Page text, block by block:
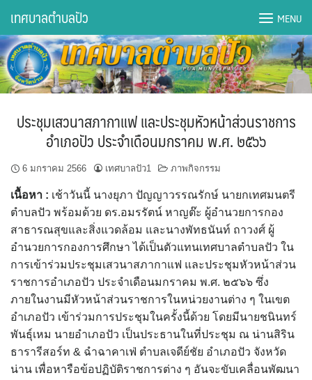
content
DWQA Ask Question
DWQA Questions
กองการศึกษา
กองคลัง
กองช่าง
กองยุทธศาสตร์และงบประมาณ
กองสาธารณสุขฯ
การเปิดเผยข้อมูลข่าวสารปี 2566 integrity transparency
assessment ITA2023
ข้อกำหนดการใช้งาน
เทศบาลตำบลปัว MENU
ประชุมเสวนาสภากาแฟ และประชุมหัวหน้าส่วนราชการ
อำเภอปัว ประจำเดือนมกราคม พ.ศ. ๒๕๖๖
6 มกราคม 2566 เทศบาลปัว1 ภาพกิจกรรม
เนื้อหา : เช้าวันนี้ นางยุภา ปัญญาวรรณรักษ์ นายกเทศมนตรี
ตำบลปัว พร้อมด้วย ดร.อมรรัตน์ หาญต๊ะ ผู้อำนวยการกอง
สาธารณสุขและสิ่งแวดล้อม และนางพัทธนันท์ ถาวงศ์ ผู้
อำนวยการกองการศึกษา ได้เป็นตัวแทนเทศบาลตำบลปัว ใน
การเข้าร่วมประชุมเสวนาสภากาแฟ และประชุมหัวหน้าส่วน
ราชการอำเภอปัว ประจำเดือนมกราคม พ.ศ. ๒๕๖๖ ซึ่ง
ภายในงานมีหัวหน้าส่วนราชการในหน่วยงานต่าง ๆ ในเขต
อำเภอปัว เข้าร่วมการประชุมในครั้งนี้ด้วย โดยมีนายชนินทร์
พันธุ์เหม นายอำเภอปัว เป็นประธานในที่ประชุม ณ น่านสิริน
ธารารีสอร์ท & ฉำฉาคาเฟ่ ตำบลเจดีย์ชัย อำเภอปัว จังหวัด
น่าน เพื่อหารือข้อปฏิบัติราชการต่าง ๆ อันจะขับเคลื่อนพัฒนา